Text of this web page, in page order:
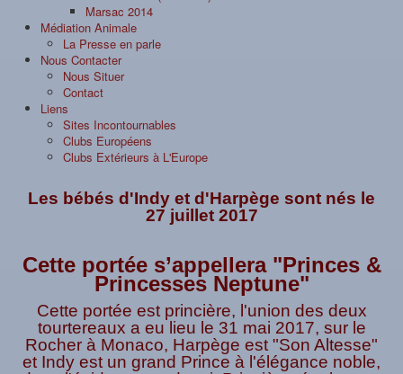
Marsac 2014
Médiation Animale
La Presse en parle
Nous Contacter
Nous Situer
Contact
Liens
Sites Incontournables
Clubs Européens
Clubs Extérieurs à L'Europe
Les bébés d'Indy et d'Harpège sont nés le
27 juillet 2017
Cette portée s’appellera "Princes &
Princesses Neptune"
Cette portée est princière, l'union des deux
tourtereaux a eu lieu le 31 mai 2017, sur le
Rocher à Monaco, Harpège est "Son Altesse"
et Indy est un grand Prince à l'élégance noble,